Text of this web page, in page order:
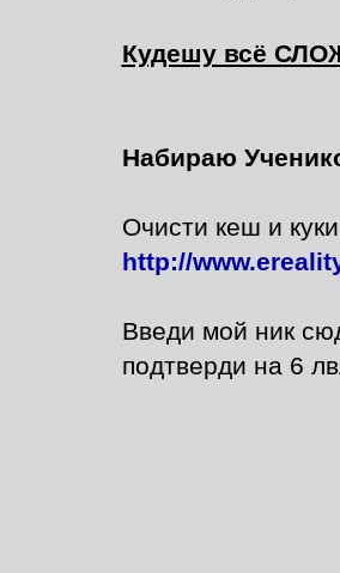
Кудешу всё
Набираю
Очисти кеш и
http://
Введи мой ник
подтверди на 6